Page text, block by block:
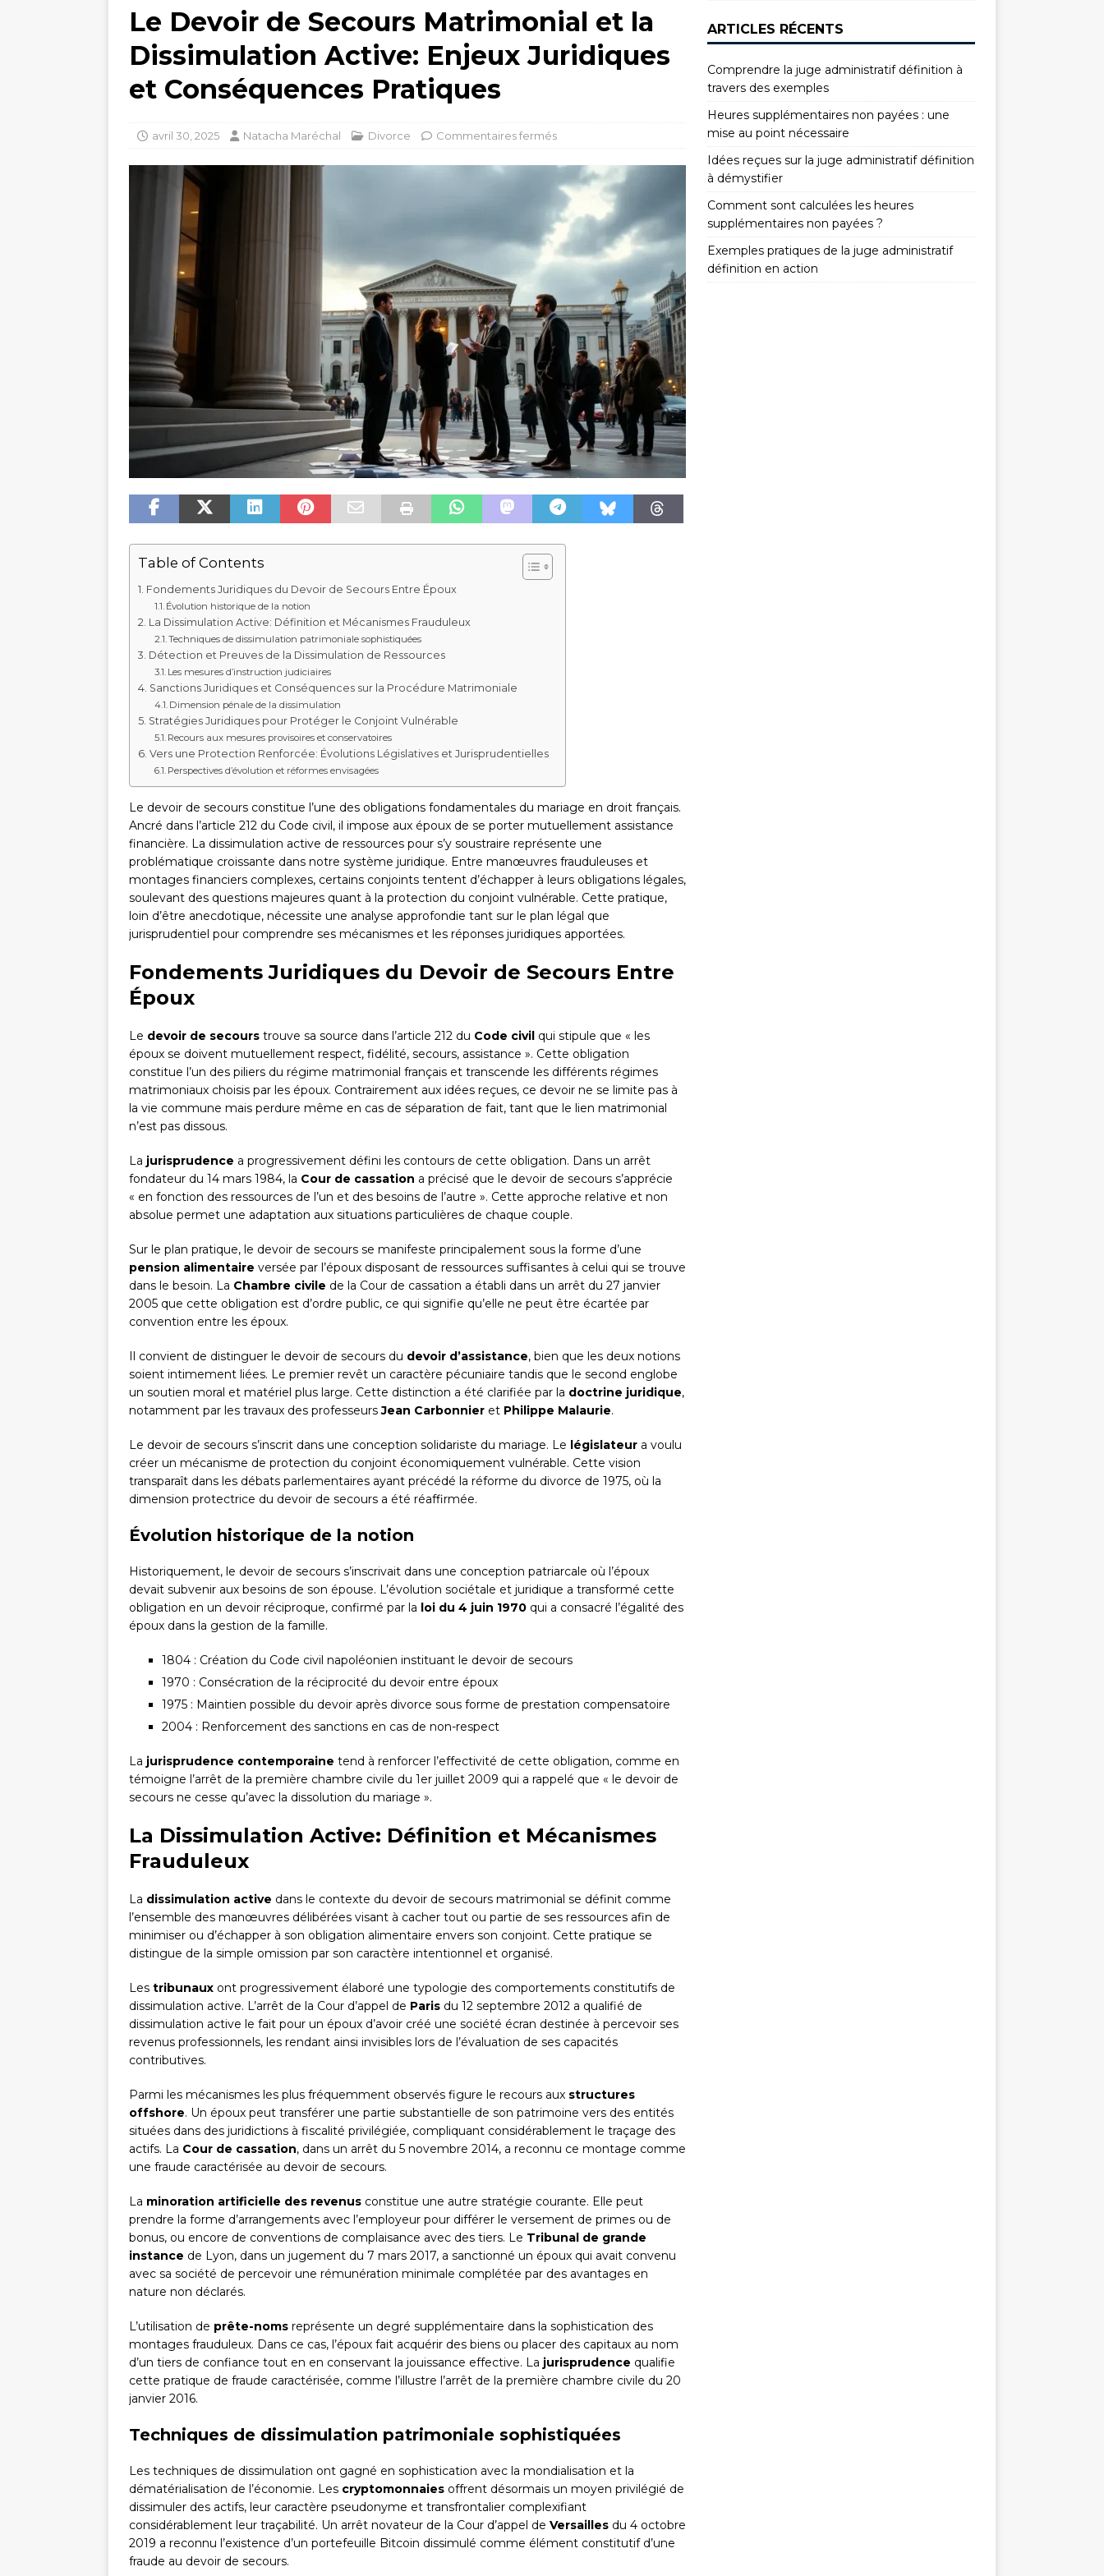
Le Devoir de Secours Matrimonial et la
Dissimulation Active: Enjeux Juridiques
et Conséquences Pratiques
avril 30, 2025 Natacha Maréchal Divorce Commentaires fermés
Table of Contents
Fondements Juridiques du Devoir de Secours Entre Époux
Évolution historique de la notion
La Dissimulation Active: Définition et Mécanismes Frauduleux
Techniques de dissimulation patrimoniale sophistiquées
Détection et Preuves de la Dissimulation de Ressources
Les mesures d’instruction judiciaires
Sanctions Juridiques et Conséquences sur la Procédure Matrimoniale
Dimension pénale de la dissimulation
Stratégies Juridiques pour Protéger le Conjoint Vulnérable
Recours aux mesures provisoires et conservatoires
Vers une Protection Renforcée: Évolutions Législatives et Jurisprudentielles
Perspectives d’évolution et réformes envisagées
Le devoir de secours constitue l’une des obligations fondamentales du mariage en droit français.
Ancré dans l’article 212 du Code civil, il impose aux époux de se porter mutuellement assistance
financière. La dissimulation active de ressources pour s’y soustraire représente une
problématique croissante dans notre système juridique. Entre manœuvres frauduleuses et
montages financiers complexes, certains conjoints tentent d’échapper à leurs obligations légales,
soulevant des questions majeures quant à la protection du conjoint vulnérable. Cette pratique,
loin d’être anecdotique, nécessite une analyse approfondie tant sur le plan légal que
jurisprudentiel pour comprendre ses mécanismes et les réponses juridiques apportées.
Fondements Juridiques du Devoir de Secours Entre
Époux
Le devoir de secours trouve sa source dans l’article 212 du Code civil qui stipule que « les
époux se doivent mutuellement respect, fidélité, secours, assistance ». Cette obligation
constitue l’un des piliers du régime matrimonial français et transcende les différents régimes
matrimoniaux choisis par les époux. Contrairement aux idées reçues, ce devoir ne se limite pas à
la vie commune mais perdure même en cas de séparation de fait, tant que le lien matrimonial
n’est pas dissous.
La jurisprudence a progressivement défini les contours de cette obligation. Dans un arrêt
fondateur du 14 mars 1984, la Cour de cassation a précisé que le devoir de secours s’apprécie
« en fonction des ressources de l’un et des besoins de l’autre ». Cette approche relative et non
absolue permet une adaptation aux situations particulières de chaque couple.
Sur le plan pratique, le devoir de secours se manifeste principalement sous la forme d’une
pension alimentaire versée par l’époux disposant de ressources suffisantes à celui qui se trouve
dans le besoin. La Chambre civile de la Cour de cassation a établi dans un arrêt du 27 janvier
2005 que cette obligation est d’ordre public, ce qui signifie qu’elle ne peut être écartée par
convention entre les époux.
Il convient de distinguer le devoir de secours du devoir d’assistance, bien que les deux notions
soient intimement liées. Le premier revêt un caractère pécuniaire tandis que le second englobe
un soutien moral et matériel plus large. Cette distinction a été clarifiée par la doctrine juridique,
notamment par les travaux des professeursJean Carbonnier et Philippe Malaurie.
Le devoir de secours s’inscrit dans une conception solidariste du mariage. Le législateur a voulu
créer un mécanisme de protection du conjoint économiquement vulnérable. Cette vision
transparaît dans les débats parlementaires ayant précédé la réforme du divorce de 1975, où la
dimension protectrice du devoir de secours a été réaffirmée.
Évolution historique de la notion
Historiquement, le devoir de secours s’inscrivait dans une conception patriarcale où l’époux
devait subvenir aux besoins de son épouse. L’évolution sociétale et juridique a transformé cette
obligation en un devoir réciproque, confirmé par la loi du 4 juin 1970 qui a consacré l’égalité des
époux dans la gestion de la famille.
1804 : Création du Code civil napoléonien instituant le devoir de secours
1970 : Consécration de la réciprocité du devoir entre époux
1975 : Maintien possible du devoir après divorce sous forme de prestation compensatoire
2004 : Renforcement des sanctions en cas de non-respect
La jurisprudence contemporaine tend à renforcer l’effectivité de cette obligation, comme en
témoigne l’arrêt de la première chambre civile du 1er juillet 2009 qui a rappelé que « le devoir de
secours ne cesse qu’avec la dissolution du mariage ».
La Dissimulation Active: Définition et Mécanismes
Frauduleux
La dissimulation active dans le contexte du devoir de secours matrimonial se définit comme
l’ensemble des manœuvres délibérées visant à cacher tout ou partie de ses ressources afin de
minimiser ou d’échapper à son obligation alimentaire envers son conjoint. Cette pratique se
distingue de la simple omission par son caractère intentionnel et organisé.
Les tribunaux ont progressivement élaboré une typologie des comportements constitutifs de
dissimulation active. L’arrêt de la Cour d’appel de Paris du 12 septembre 2012 a qualifié de
dissimulation active le fait pour un époux d’avoir créé une société écran destinée à percevoir ses
revenus professionnels, les rendant ainsi invisibles lors de l’évaluation de ses capacités
contributives.
Parmi les mécanismes les plus fréquemment observés figure le recours aux structures
offshore. Un époux peut transférer une partie substantielle de son patrimoine vers des entités
situées dans des juridictions à fiscalité privilégiée, compliquant considérablement le traçage des
actifs. La Cour de cassation, dans un arrêt du 5 novembre 2014, a reconnu ce montage comme
une fraude caractérisée au devoir de secours.
La minoration artificielle des revenus constitue une autre stratégie courante. Elle peut
prendre la forme d’arrangements avec l’employeur pour différer le versement de primes ou de
bonus, ou encore de conventions de complaisance avec des tiers. Le Tribunal de grande
instance de Lyon, dans un jugement du 7 mars 2017, a sanctionné un époux qui avait convenu
avec sa société de percevoir une rémunération minimale complétée par des avantages en
nature non déclarés.
L’utilisation de prête-noms représente un degré supplémentaire dans la sophistication des
montages frauduleux. Dans ce cas, l’époux fait acquérir des biens ou placer des capitaux au nom
d’un tiers de confiance tout en en conservant la jouissance effective. La jurisprudence qualifie
cette pratique de fraude caractérisée, comme l’illustre l’arrêt de la première chambre civile du 20
janvier 2016.
Techniques de dissimulation patrimoniale sophistiquées
Les techniques de dissimulation ont gagné en sophistication avec la mondialisation et la
dématérialisation de l’économie. Les cryptomonnaies offrent désormais un moyen privilégié de
dissimuler des actifs, leur caractère pseudonyme et transfrontalier complexifiant
considérablement leur traçabilité. Un arrêt novateur de la Cour d’appel de Versailles du 4 octobre
2019 a reconnu l’existence d’un portefeuille Bitcoin dissimulé comme élément constitutif d’une
fraude au devoir de secours.
ARTICLES RÉCENTS
Comprendre la juge administratif définition à
travers des exemples
Heures supplémentaires non payées : une
mise au point nécessaire
Idées reçues sur la juge administratif définition
à démystifier
Comment sont calculées les heures
supplémentaires non payées ?
Exemples pratiques de la juge administratif
définition en action